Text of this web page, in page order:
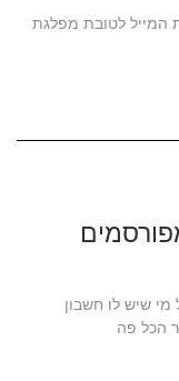
לטובת מפלגת
שיש לו חשבון
הכל פה